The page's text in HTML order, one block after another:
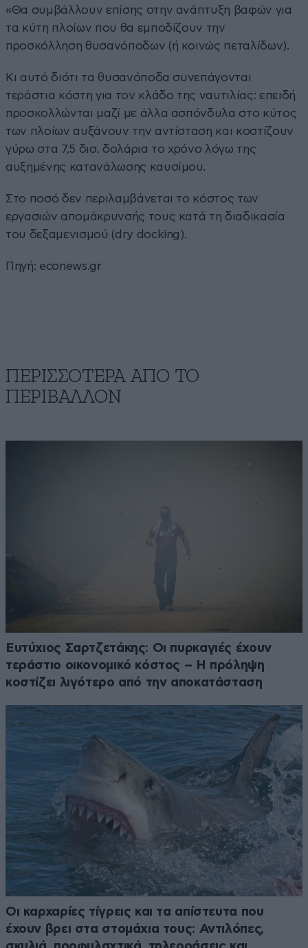
«Θα συμβάλλουν επίσης στην ανάπτυξη βαφών για
τα κύτη πλοίων που θα εμποδίζουν την
προσκόλληση θυσανόποδων (ή κοινώς πεταλίδων).
Κι αυτό διότι τα θυσανόποδα συνεπάγονται
τεράστια κόστη για τον κλάδο της ναυτιλίας: επειδή
προσκολλώνται μαζί με άλλα ασπόνδυλα στο κύτος
των πλοίων αυξάνουν την αντίσταση και κοστίζουν
γύρω στα 7,5 δισ. δολάρια το χρόνο λόγω της
αυξημένης κατανάλωσης καυσίμου.
Στο ποσό δεν περιλαμβάνεται το κόστος των
εργασιών απομάκρυνσής τους κατά τη διαδικασία
του δεξαμενισμού (dry docking).
Πηγή: econews.gr
ΠΕΡΙΣΣΟΤΕΡΑ ΑΠΟ ΤΟ
ΠΕΡΙΒΑΛΛΟΝ
Ευτύχιος Σαρτζετάκης: Οι πυρκαγιές έχουν
τεράστιο οικονομικό κόστος – Η πρόληψη
κοστίζει λιγότερο από την αποκατάσταση
Οι καρχαρίες τίγρεις και τα απίστευτα που
έχουν βρει στα στομάχια τους: Αντιλόπες,